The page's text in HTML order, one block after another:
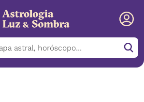
fazer com o Sol em Câncer? Confira 5